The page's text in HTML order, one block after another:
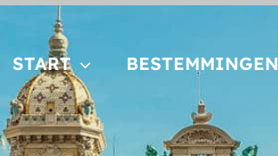
START BESTEMMINGEN